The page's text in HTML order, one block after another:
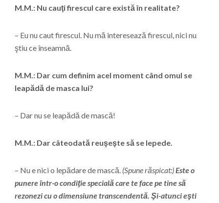
M.M.: Nu cauţi firescul care există în realitate?
– Eu nu caut firescul. Nu mă interesează firescul, nici nu
ştiu ce înseamnă.
M.M.: Dar cum definim acel moment când omul se
leapădă de masca lui?
– Dar nu se leapădă de mască!
M.M.: Dar câteodată reuşeşte să se lepede.
– Nu e nici o lepădare de mască. (Spune răspicat:)Este o
punere într-o condiţie specială care te face pe tine să
rezonezi cu o dimensiune transcendentă. Şi-atunci eşti